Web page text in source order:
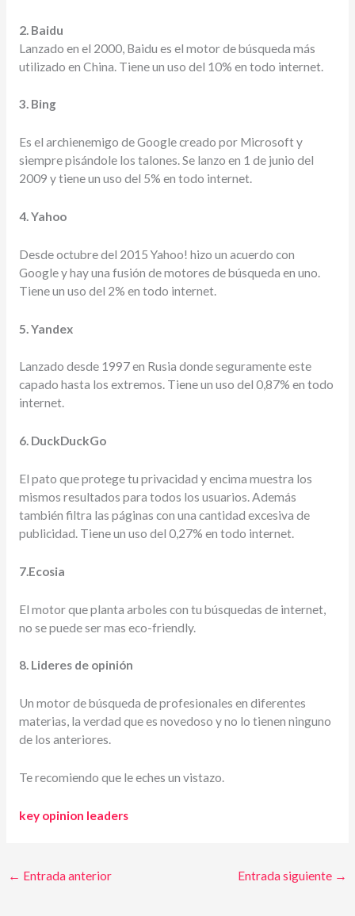
2. Baidu
Lanzado en el 2000, Baidu es el motor de búsqueda más
utilizado en China. Tiene un uso del 10% en todo internet.
3. Bing
Es el archienemigo de Google creado por Microsoft y
siempre pisándole los talones. Se lanzo en 1 de junio del
2009 y tiene un uso del 5% en todo internet.
4. Yahoo
Desde octubre del 2015 Yahoo! hizo un acuerdo con
Google y hay una fusión de motores de búsqueda en uno.
Tiene un uso del 2% en todo internet.
5. Yandex
Lanzado desde 1997 en Rusia donde seguramente este
capado hasta los extremos. Tiene un uso del 0,87% en todo
internet.
6. DuckDuckGo
El pato que protege tu privacidad y encima muestra los
mismos resultados para todos los usuarios. Además
también filtra las páginas con una cantidad excesiva de
publicidad. Tiene un uso del 0,27% en todo internet.
7.Ecosia
El motor que planta arboles con tu búsquedas de internet,
no se puede ser mas eco-friendly.
8. Lideres de opinión
Un motor de búsqueda de profesionales en diferentes
materias, la verdad que es novedoso y no lo tienen ninguno
de los anteriores.
Te recomiendo que le eches un vistazo.
key opinion leaders
← Entrada anterior Entrada siguiente →